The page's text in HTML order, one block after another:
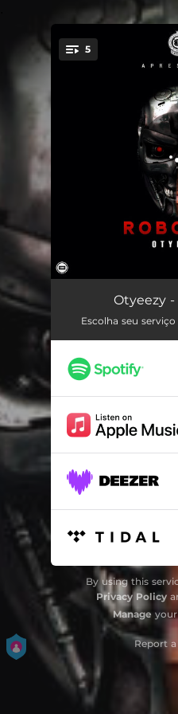
You're all set!
5
Eu Pedi
Uma Vibe
Não É Só Rap
Otyeezy
Escolha seu
By using this
Privacy Policy
Manage
Report